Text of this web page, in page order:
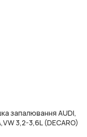
запалювання AUDI,
3,2-3,6L (DECARO)